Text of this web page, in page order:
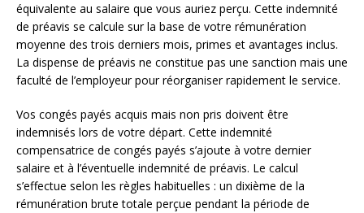
équivalente au salaire que vous auriez perçu. Cette indemnité
de préavis se calcule sur la base de votre rémunération
moyenne des trois derniers mois, primes et avantages inclus.
La dispense de préavis ne constitue pas une sanction mais une
faculté de l’employeur pour réorganiser rapidement le service.
Vos congés payés acquis mais non pris doivent être
indemnisés lors de votre départ. Cette indemnité
compensatrice de congés payés s’ajoute à votre dernier
salaire et à l’éventuelle indemnité de préavis. Le calcul
s’effectue selon les règles habituelles : un dixième de la
rémunération brute totale perçue pendant la période de